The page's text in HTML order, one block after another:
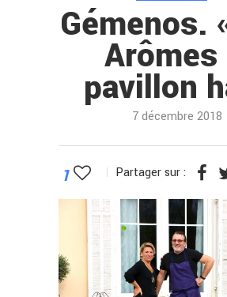
Gémenos.
Arômes
pavillon
7 décembre 2018
1 Partager sur :